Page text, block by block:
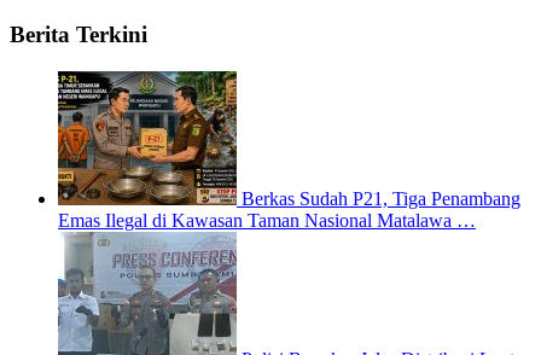
Berita Terkini
Berkas Sudah P21, Tiga Penambang
Emas Ilegal di Kawasan Taman Nasional Matalawa …